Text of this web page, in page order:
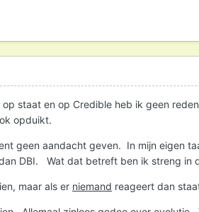
op staat en op Credible heb ik geen
opduikt.
geen aandacht geven. In mijn eigen
DBI. Wat dat betreft ben ik streng in
maar als er niemand reageert dan